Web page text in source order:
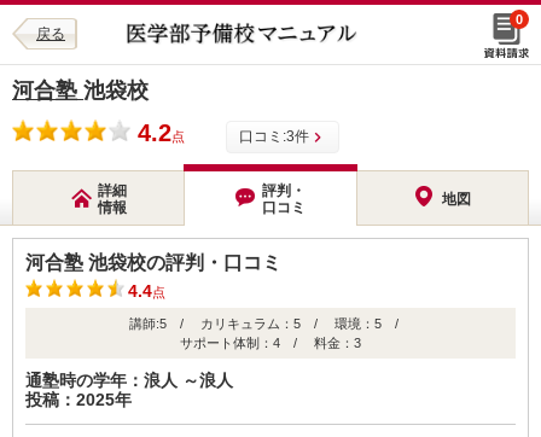
戻る
0
河合塾 池袋校
4.2点 口コミ:3件
詳細
情報
評判・
口コミ
地図
河合塾 池袋校の評判・口コミ
4.4点
講師:5 / カリキュラム：5 / 環境：5 /
サポート体制：4 / 料金：3
通塾時の学年：浪人 ～浪人
投稿：2025年